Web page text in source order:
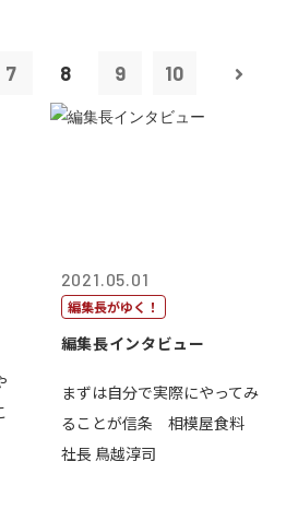
7 8 9 10
2021.05.01
編集長がゆく！
編集長インタビュー
まずは自分で実際にやってみ
ることが信条 相模屋食料
社長 鳥越淳司